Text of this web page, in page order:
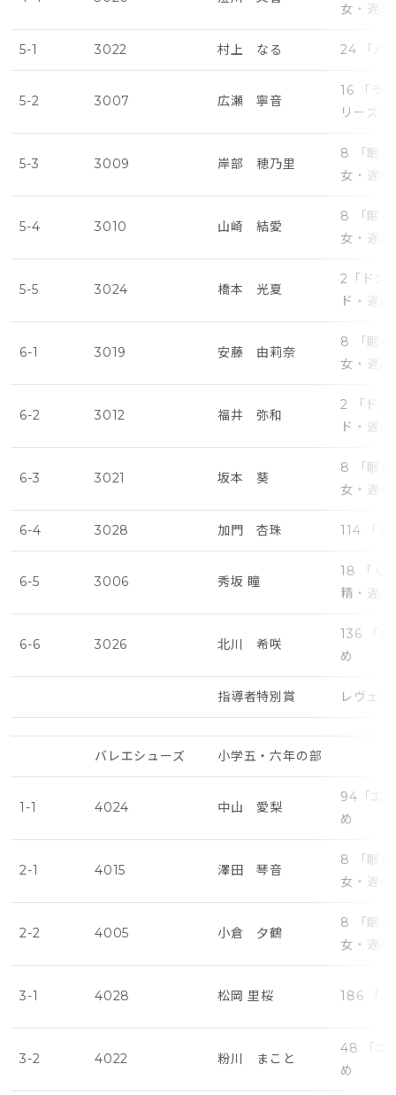
女・遅め
5-1 3022 村上 なる 24 「パ
5-2 3007 広瀬 寧音
16 「ラ
リーズ・
5-3 3009 岸部 穂乃里
8 「眠れ
女・遅め
5-4 3010 山崎 結愛
8 「眠れ
女・遅め
5-5 3024 橋本 光夏
2「ドン
ド・遅め
6-1 3019 安藤 由莉奈
8 「眠れ
女・遅め
6-2 3012 福井 弥和
2 「ドン
ド・遅め
6-3 3021 坂本 葵
8 「眠れ
女・遅め
6-4 3028 加門 杏珠 114 「海
6-5 3006 秀坂 瞳
18 「く
精・遅め
6-6 3026 北川 希咲
136 「パ
め
指導者特別賞 レヴェ
バレエシューズ 小学五・六年の部
1-1 4024 中山 愛梨
94「エ
め
2-1 4015 澤田 琴音
8 「眠れ
女・遅め
2-2 4005 小倉 夕鶴
8 「眠れ
女・遅め
3-1 4028 松岡 里桜 186 「
3-2 4022 粉川 まこと
48 「エ
め